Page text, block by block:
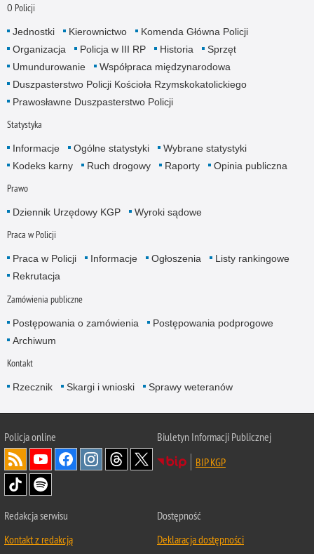
O Policji
Jednostki Kierownictwo
Komenda Główna Policji
Organizacja
Policja w III RP Historia
Sprzęt
Umundurowanie
Współpraca międzynarodowa
Duszpasterstwo Policji Kościoła Rzymskokatolickiego
Prawosławne Duszpasterstwo Policji
Statystyka
Informacje Ogólne statystyki
Wybrane statystyki
Kodeks karny
Ruch drogowy Raporty Opinia publiczna
Prawo
Dziennik Urzędowy KGP Wyroki sądowe
Praca w Policji
Praca w Policji Informacje Ogłoszenia
Listy rankingowe
Rekrutacja
Zamówienia publiczne
Postępowania o zamówienia
Postępowania podprogowe
Archiwum
Kontakt
Rzecznik Skargi i wnioski Sprawy weteranów
Policjaonline
Biuletyn Informacji Publicznej
BIP KGP
Redakcja serwisu
Kontakt z redakcją
Dostępność
Deklaracja dostępności